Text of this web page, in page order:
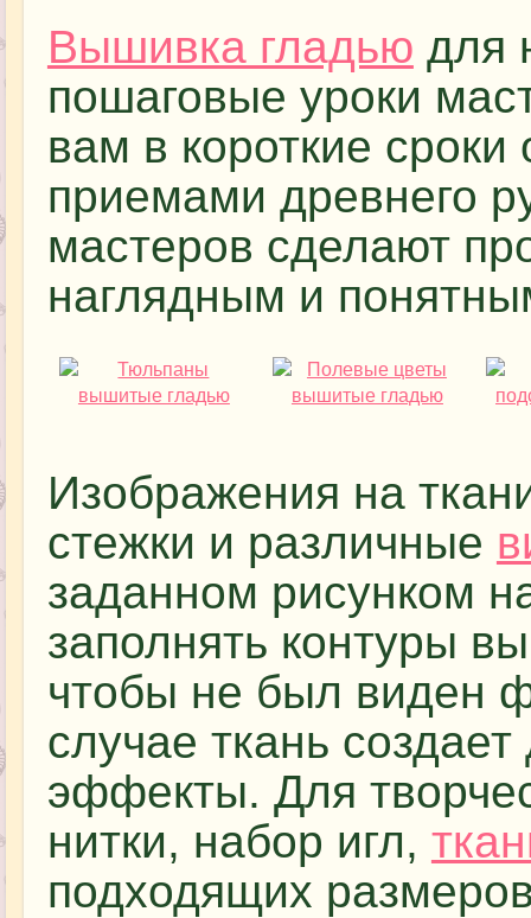
Вышивка гладью для
пошаговые уроки
вам в короткие
приемами древнего
мастеров сделают
наглядным и
Изображения на
стежки и различные
заданном рисунком
заполнять контуры
чтобы не был виден
случае ткань
эффекты. Для
нитки, набор игл,
подходящих